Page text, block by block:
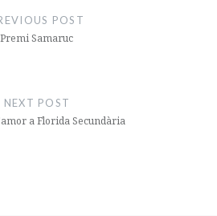
POST
Premi Samaruc
NEXT POST
a Florida Secundària